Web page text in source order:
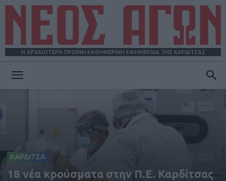
Η ΑΡΧΑΙΟΤΕΡΗ ΠΡΩΪΝΗ ΚΑΘΗΜΕΡΙΝΗ ΕΦΗΜΕΡΙΔΑ ΤΗΣ ΚΑΡΔΙΤΣΑΣ
ΑΓΩΝ
ΚΑΡΔΙΤΣΑ
18 νέα κρούσματα στην Π.Ε. Καρδίτσας